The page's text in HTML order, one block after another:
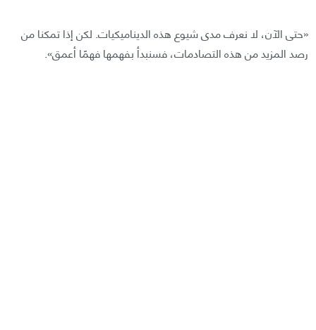
«حتى الآن، لا نعرف مدى شيوع هذه الديناميكيات. لكن إذا تمكنا من
رصد المزيد من هذه التصادمات، فسنبدأ بفهمها فهمًا أعمق».